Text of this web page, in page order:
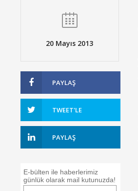
20 Mayıs 2013
PAYLAŞ
TWEET'LE
PAYLAŞ
E-bülten ile haberlerimiz
günlük olarak mail kutunuzda!